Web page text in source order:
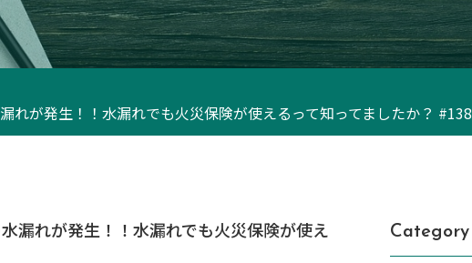
れが発生！！水漏れでも火災保険が使えるって知ってましたか？ #138
漏れが発生！！水漏れでも火災保険が使え
Category